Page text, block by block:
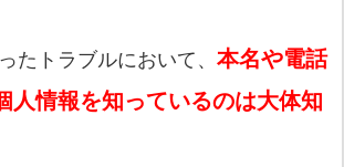
たトラブルにおいて、 本名や電話
人情報を知っているのは大体知